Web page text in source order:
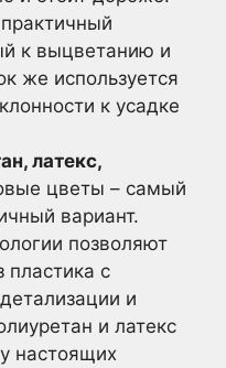
к выцветанию и
же используется
к усадке
латекс,
цветы – самый
вариант.
позволяют
пластика с
и
и латекс
настоящих